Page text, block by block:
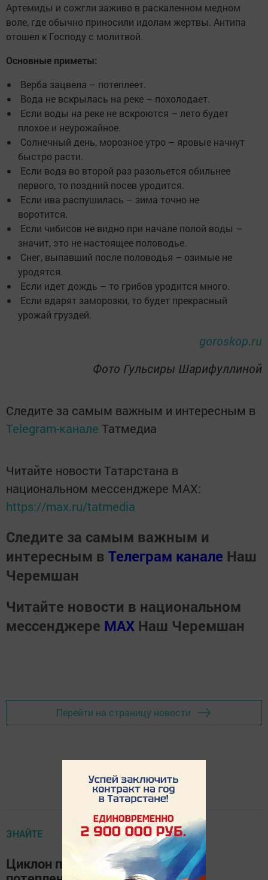
Артемиды и сожгли заживо в раскаленном медном
воле, где обычно приносили идолам жертвы. Антипа
отошел к Господу с молитвой.
Основные приметы:
Верба зацвела – потеплеет.
Вода не вскрылась на реке – похолодает.
Если воды на реке не вскроются – лето будет
плохое и неурожайное.
Солнечный день, морозное утро – яровые начнут
быстро расти.
Если вода во второй раз разольется обильнее
первого, то поздний посев уродится.
Если ива распушилась – зима точно не
воротится.
Если чибисов не видно при начале полой воды –
значит, это не настоящее половодье.
Снег, выпавший после половодья – озимые не
уродятся.
Если идет дождь – то грибов уродится много.
Если вдарят заморозки, то будет прекрасный
урожай груздей.
goroskop.ru
Фото Гульсиры Шарифуллиной
Следите за самым важным и интересным в
Telegram-канале Татмедиа
Читайте новости Татарстана в
национальном мессенджере MАХ:
https://max.ru/tatmedia
Следите за самым важным и
интересным в Телеграм канале Наш
Черемшан
Читайте новости в национальном
мессенджере MАХ Наш Черемшан
Перейти на страницу новости
ЗНАЙТЕ
Циклон принесет в Татарстан